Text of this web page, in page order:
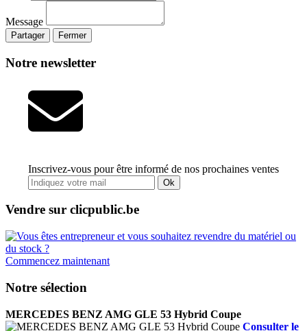
Message
Partager Fermer
Notre newsletter
Inscrivez-vous pour être informé de nos prochaines ventes
Ok
Vendre sur clicpublic.be
Commencez maintenant
Notre sélection
MERCEDES BENZ AMG GLE 53 Hybrid Coupe
Consulter le